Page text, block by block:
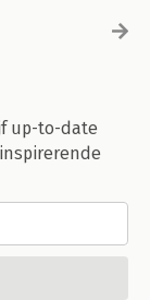
up-to-date